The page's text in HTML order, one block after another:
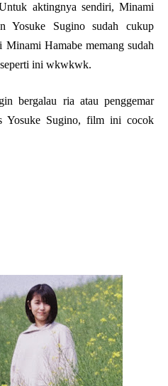
aktingnya sendiri, Minami
Yosuke Sugino sudah cukup
Minami Hamabe memang sudah
seperti ini wkwkwk.
bergalau ria atau penggemar
Yosuke Sugino, film ini cocok